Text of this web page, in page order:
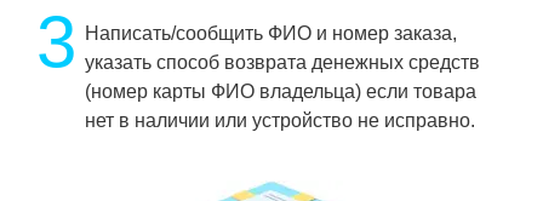
3
Написать/сообщить ФИО и номер заказа,
указать способ возврата денежных средств
(номер карты ФИО владельца) если товара
нет в наличии или устройство не исправно.